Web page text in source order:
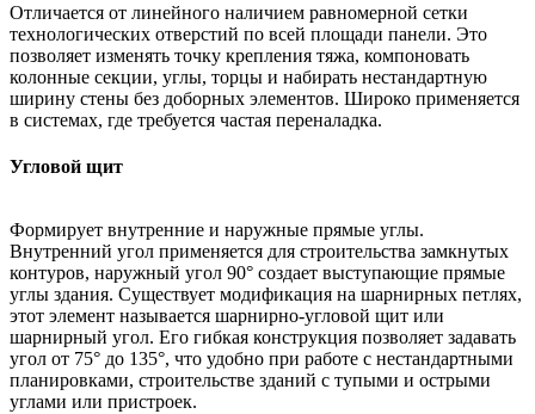
Отличается от линейного наличием равномерной сетки
технологических отверстий по всей площади панели. Это
позволяет изменять точку крепления тяжа, компоновать
колонные секции, углы, торцы и набирать нестандартную
ширину стены без доборных элементов. Широко применяется
в системах, где требуется частая переналадка.
Угловой щит
Формирует внутренние и наружные прямые углы.
Внутренний угол применяется для строительства замкнутых
контуров, наружный угол 90° создает выступающие прямые
углы здания. Существует модификация на шарнирных петлях,
этот элемент называется шарнирно-угловой щит или
шарнирный угол. Его гибкая конструкция позволяет задавать
угол от 75° до 135°, что удобно при работе с нестандартными
планировками, строительстве зданий с тупыми и острыми
углами или пристроек.